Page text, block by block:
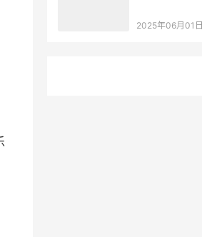
2025年06月01日